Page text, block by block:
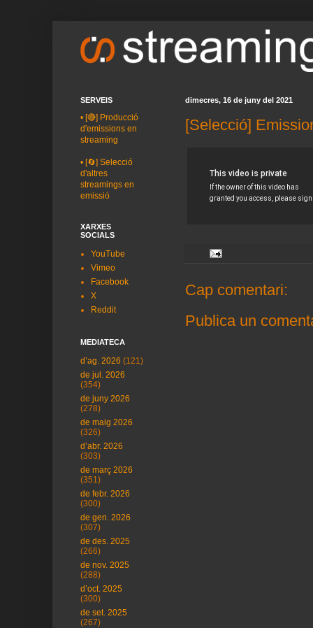
dimecres, 16 de juny del 2021
[Selecció]
Cap comentari:
Publica un
SERVEIS
• [🔴] Producció
d'emissions en
streaming
• [🔄] Selecció
d'altres
streamings en
emissió
XARXES
SOCIALS
YouTube
Vimeo
Facebook
X
Reddit
MEDIATECA
d’ag. 2026 (121)
de jul. 2026
(354)
de juny 2026
(278)
de maig 2026
(326)
d’abr. 2026
(303)
de març 2026
(351)
de febr. 2026
(300)
de gen. 2026
(307)
de des. 2025
(266)
de nov. 2025
(288)
d’oct. 2025
(300)
de set. 2025
(267)